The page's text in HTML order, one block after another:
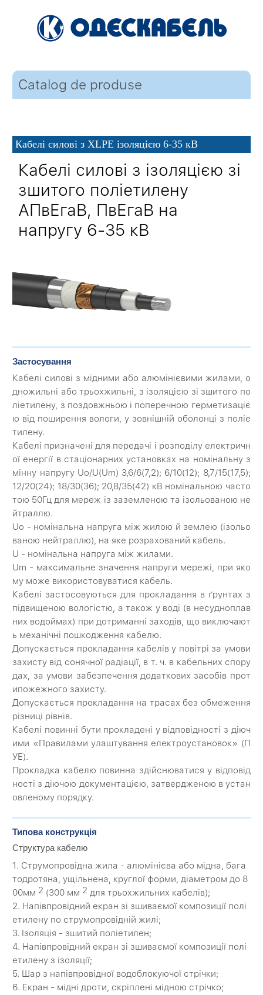
Catalog de produse
Кабелі силові з XLPE ізоляцією 6-35 кВ
Кабелі силові з ізоляцією зі
зшитого поліетилену
АПвЕгаВ, ПвЕгаВ на
напругу 6-35 кВ
Застосування
Кабелі силові з мідними або алюмінієвими жилами, о
дножильні або трьохжильні, з ізоляцією зі зшитого по
ліетилену, з поздовжньою і поперечною герметизаціє
ю від поширення вологи, у зовнішній оболонці з поліе
тилену.
Кабелі призначені для передачі і розподілу електричн
ої енергії в стаціонарних установках на номінальну з
мінну напругу Uo/U(Um) 3,6/6(7,2); 6/10(12); 8,7/15(17,5);
12/20(24); 18/30(36); 20,8/35(42) кВ номінальною часто
тою 50Гц для мереж із заземленою та ізольованою не
йтраллю.
Uo - номінальна напруга між жилою й землею (ізольо
ваною нейтраллю), на яке розрахований кабель.
U - номінальна напруга між жилами.
Um - максимальне значення напруги мережі, при яко
му може використовуватися кабель.
Кабелі застосовуються для прокладання в ґрунтах з
підвищеною вологістю, а також у воді (в несудноплав
них водоймах) при дотриманні заходів, що виключают
ь механічні пошкодження кабелю.
Допускається прокладання кабелів у повітрі за умови
захисту від сонячної радіації, в т. ч. в кабельних спору
дах, за умови забезпечення додаткових засобів прот
ипожежного захисту.
Допускається прокладання на трасах без обмеження
різниці рівнів.
Кабелі повинні бути прокладені у відповідності з діюч
ими «Правилами улаштування електроустановок» (П
УЕ).
Прокладка кабелю повинна здійснюватися у відповід
ності з діючою документацією, затвердженою в устан
овленому порядку.
Типова конструкція
Структура кабелю
1. Струмопровідна жила - алюмінієва або мідна, бага
тодротяна, ущільнена, круглої форми, діаметром до 8
00мм 2 (300 мм 2 для трьохжильних кабелів);
2. Напівпровідний екран зі зшиваємої композиції полі
етилену по струмопровідній жилі;
3. Ізоляція - зшитий поліетилен;
4. Напівпровідний екран зі зшиваємої композиції полі
етилену з ізоляції;
5. Шар з напівпровідної водоблокуючої стрічки;
6. Екран - мідні дроти, скріплені мідною стрічко;